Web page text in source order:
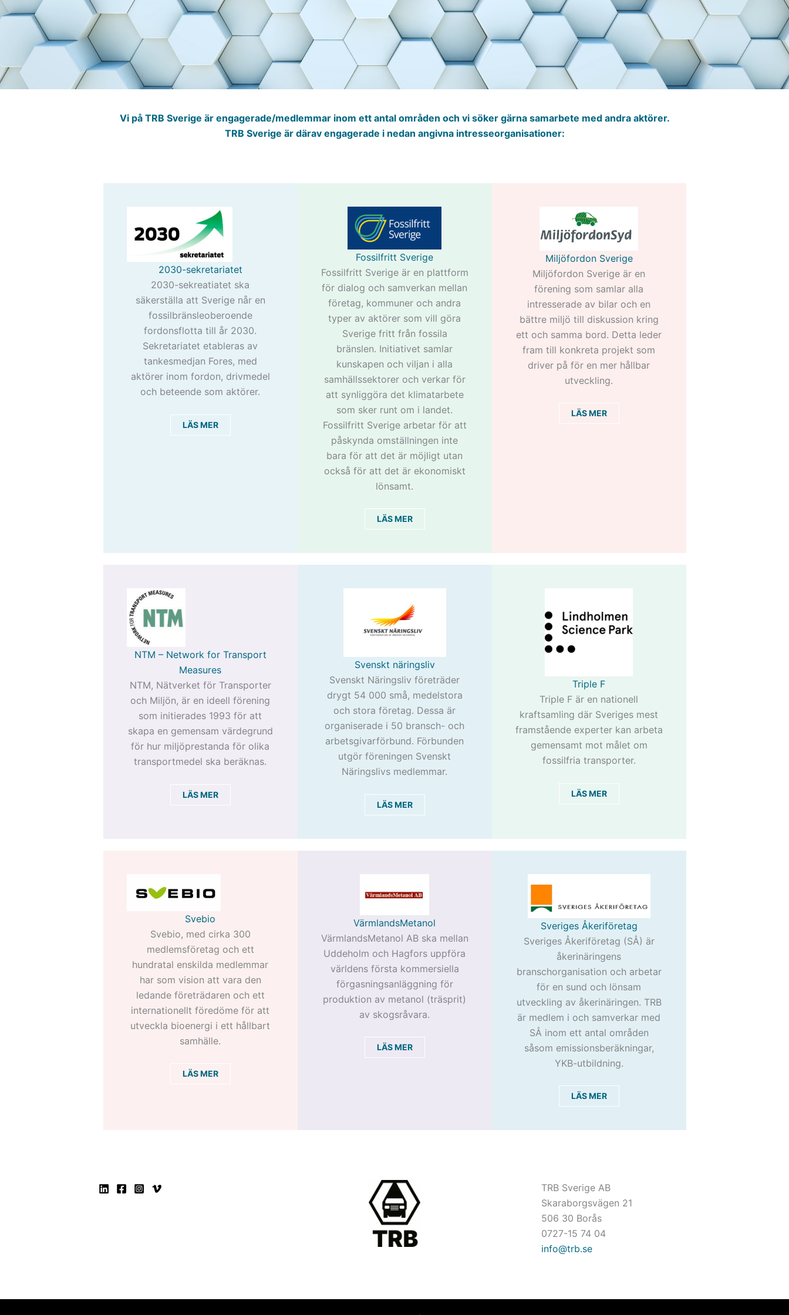
Vi på TRB Sverige är engagerade/medlemmar inom ett antal områden och vi söker gärna samarbete med andra aktörer.
TRB Sverige är därav engagerade i nedan angivna intresseorganisationer:
2030-sekretariatet
2030-sekreatiatet ska
säkerställa att Sverige når en
fossilbränsleoberoende
fordonsflotta till år 2030.
Sekretariatet etableras av
tankesmedjan Fores, med
aktörer inom fordon, drivmedel
och beteende som aktörer.
LÄS MER
Fossilfritt Sverige
Fossilfritt Sverige är en plattform
för dialog och samverkan mellan
företag, kommuner och andra
typer av aktörer som vill göra
Sverige fritt från fossila
bränslen. Initiativet samlar
kunskapen och viljan i alla
samhällssektorer och verkar för
att synliggöra det klimatarbete
som sker runt om i landet.
Fossilfritt Sverige arbetar för att
påskynda omställningen inte
bara för att det är möjligt utan
också för att det är ekonomiskt
lönsamt.
LÄS MER
Miljöfordon Sverige
Miljöfordon Sverige är en
förening som samlar alla
intresserade av bilar och en
bättre miljö till diskussion kring
ett och samma bord. Detta leder
fram till konkreta projekt som
driver på för en mer hållbar
utveckling.
LÄS MER
NTM – Network for Transport
Measures
NTM, Nätverket för Transporter
och Miljön, är en ideell förening
som initierades 1993 för att
skapa en gemensam värdegrund
för hur miljöprestanda för olika
transportmedel ska beräknas.
LÄS MER
Svenskt näringsliv
Svenskt Näringsliv företräder
drygt 54 000 små, medelstora
och stora företag. Dessa är
organiserade i 50 bransch- och
arbetsgivarförbund. Förbunden
utgör föreningen Svenskt
Näringslivs medlemmar.
LÄS MER
Triple F
Triple F är en nationell
kraftsamling där Sveriges mest
framstående experter kan arbeta
gemensamt mot målet om
fossilfria transporter.
LÄS MER
Svebio
Svebio, med cirka 300
medlemsföretag och ett
hundratal enskilda medlemmar
har som vision att vara den
ledande företrädaren och ett
internationellt föredöme för att
utveckla bioenergi i ett hållbart
samhälle.
LÄS MER
VärmlandsMetanol
VärmlandsMetanol AB ska mellan
Uddeholm och Hagfors uppföra
världens första kommersiella
förgasningsanläggning för
produktion av metanol (träsprit)
av skogsråvara.
LÄS MER
Sveriges Åkeriföretag
Sveriges Åkeriföretag (SÅ) är
åkerinäringens
branschorganisation och arbetar
för en sund och lönsam
utveckling av åkerinäringen. TRB
är medlem i och samverkar med
SÅ inom ett antal områden
såsom emissionsberäkningar,
YKB-utbildning.
LÄS MER
TRB Sverige AB
Skaraborgsvägen 21
506 30 Borås
0727-15 74 04
info@trb.se